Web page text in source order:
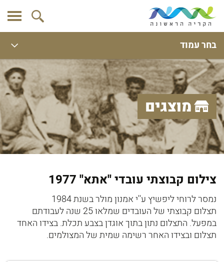
בחר עמוד
מוצגים
צילום קבוצתי עובדי ''אתא'' 1977
נמסר לרוחי ליפשיץ ע''י אמנון מולר בשנת 1984
תצלום קבוצתי של העובדים שמלאו 25 שנה לעבודתם
במפעל. התצלום נתון בתוך אוגדן בצבע תכלת. בצידו האחד
תצלום ובצידו האחר רשימה שמית של המצולמים.